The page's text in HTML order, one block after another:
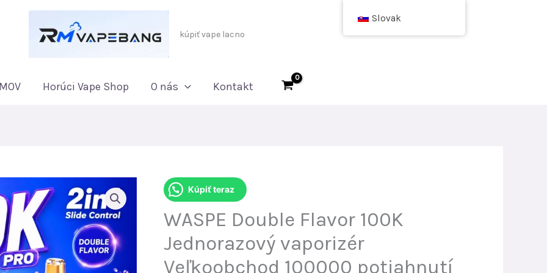
kúpiť vape lacno
Horúci Vape Shop O nás Kontakt
Kúpiť teraz
WASPE Double Flavor 100K
Jednorazový vaporizér
Veľkoobchod 100000 potiahnutí
Slovak